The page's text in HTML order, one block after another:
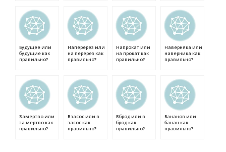
Будущее или
будущие как
правильно?
Наперерез или
на перерез как
правильно?
Напрокат или
на прокат как
правильно?
Наверняка или
наверника как
правильно?
Замертво или
за мертво как
правильно?
Взасос или в
засос как
правильно?
Вброд или в
брод как
правильно?
Бананов или
банан как
правильно?